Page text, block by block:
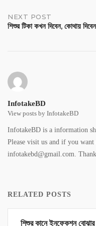
NEXT POST
শিশুর টিকা কখন দিবেন, কোথায়
InfotakeBD
View posts by InfotakeBD
InfotakeBD is a information
Please visit us and if you
infotakebd@gmail.com.
RELATED POSTS
শিশুর কানে ইনফেকশন বোঝার